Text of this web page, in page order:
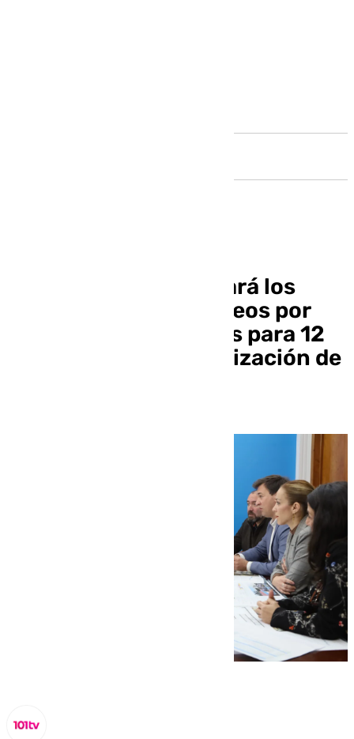
Benalmádena solicitará los
nuevos fondos europeos por
19,5 millones de euros para 12
proyectos de modernización de